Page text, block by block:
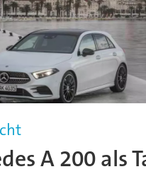
A 200 als